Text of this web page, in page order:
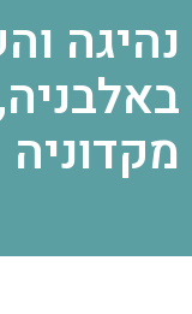
נהיגה
מקדוניה